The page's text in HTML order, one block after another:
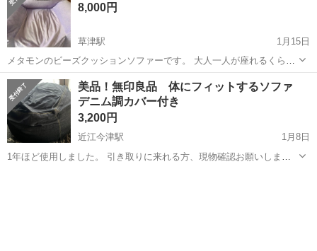
ーを外すと、...
8,000円
草津駅
1月15日
メタモンのビーズクッションソファーです。 大人一人が座れるくらい
の大きさです。 数年前に購入し、新しいソファーを購入した為出品い
たします。 2枚目の写真のように座る部分に1ヶ所汚れがありますが、
洗濯したら取れそうな汚れでは...
滋賀 草津市 草津駅 ソファ メタモン
美品！無印良品 体にフィットするソファ
デニム調カバー付き
3,200円
近江今津駅
1月8日
1年ほど使用しました。 引き取りに来れる方、現物確認お願いしま